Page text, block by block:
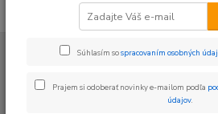
Motor/ Oleje a filtre / Elektro Diely
Spojkové plechy
Súhlasím sospracovaním osobných
Prajem si odoberať novinky e-mailom podľa
údajov.